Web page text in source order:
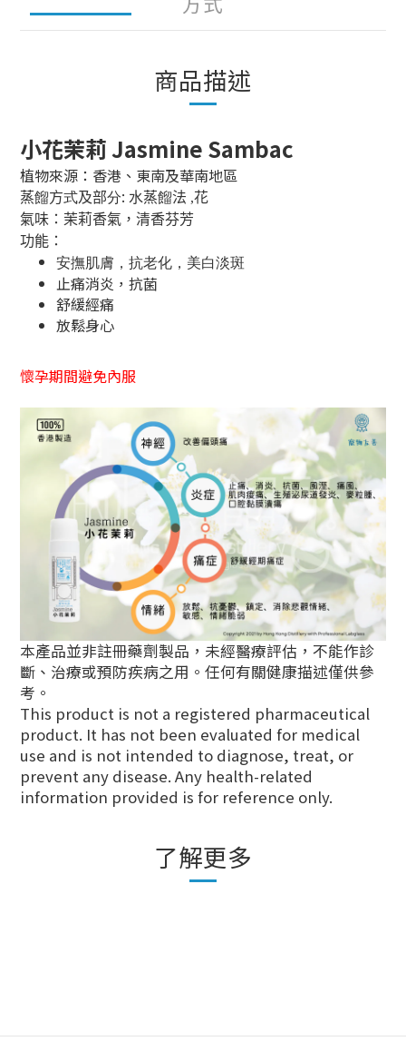
商品描述
小花茉莉 Jasmine Sambac
植物來源：香港、東南及華南地區
蒸餾方式及部分: 水蒸餾法 ,花
氣味：茉莉香氣，清香芬芳
功能：
安撫肌膚，抗老化，美白淡斑
止痛消炎，抗菌
舒緩經痛
放鬆身心
懷孕期間避免內服
本產品並非註冊藥劑製品，未經醫療評估，不能作診
斷、治療或預防疾病之用。任何有關健康描述僅供參
考。
This product is not a registered pharmaceutical
product. It has not been evaluated for medical
use and is not intended to diagnose, treat, or
prevent any disease. Any health-related
information provided is for reference only.
了解更多